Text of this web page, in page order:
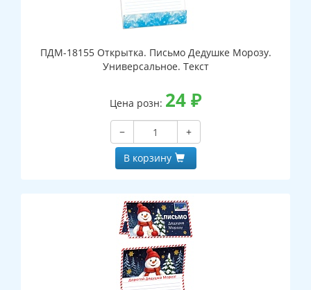
ПДМ-18155 Открытка. Письмо Дедушке Морозу.
Универсальное. Текст
Цена розн: 24₽
−
+
В корзину